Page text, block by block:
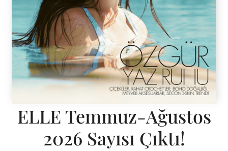
ELLE Temmuz-Ağustos
2026 Sayısı Çıktı!